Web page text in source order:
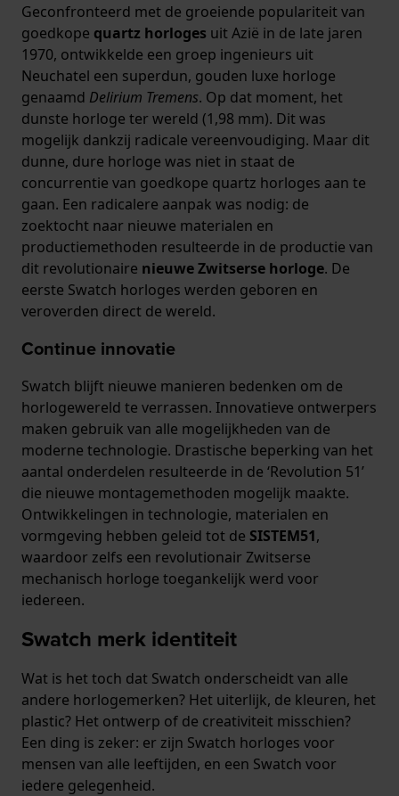
Geconfronteerd met de groeiende populariteit van
goedkope quartz horloges uit Azië in de late jaren
1970, ontwikkelde een groep ingenieurs uit
Neuchatel een superdun, gouden luxe horloge
genaamd Delirium Tremens. Op dat moment, het
dunste horloge ter wereld (1,98 mm). Dit was
mogelijk dankzij radicale vereenvoudiging. Maar dit
dunne, dure horloge was niet in staat de
concurrentie van goedkope quartz horloges aan te
gaan. Een radicalere aanpak was nodig: de
zoektocht naar nieuwe materialen en
productiemethoden resulteerde in de productie van
dit revolutionaire nieuwe Zwitserse horloge. De
eerste Swatch horloges werden geboren en
veroverden direct de wereld.
Continue innovatie
Swatch blijft nieuwe manieren bedenken om de
horlogewereld te verrassen. Innovatieve ontwerpers
maken gebruik van alle mogelijkheden van de
moderne technologie. Drastische beperking van het
aantal onderdelen resulteerde in de ‘Revolution 51’
die nieuwe montagemethoden mogelijk maakte.
Ontwikkelingen in technologie, materialen en
vormgeving hebben geleid tot de SISTEM51,
waardoor zelfs een revolutionair Zwitserse
mechanisch horloge toegankelijk werd voor
iedereen.
Swatch merk identiteit
Wat is het toch dat Swatch onderscheidt van alle
andere horlogemerken? Het uiterlijk, de kleuren, het
plastic? Het ontwerp of de creativiteit misschien?
Een ding is zeker: er zijn Swatch horloges voor
mensen van alle leeftijden, en een Swatch voor
iedere gelegenheid.